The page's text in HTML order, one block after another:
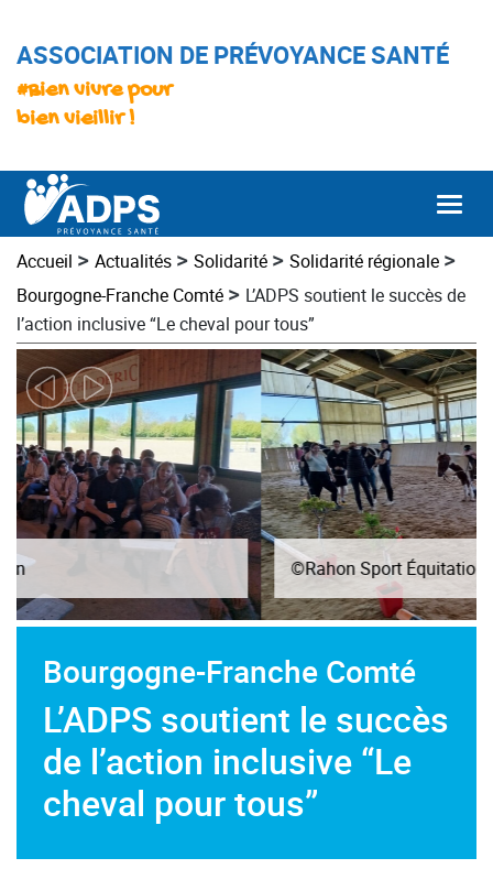
ASSOCIATION DE PRÉVOYANCE SANTÉ
#Bien vivre pour
bien vieillir !
Accueil > Actualités > Solidarité > Solidarité régionale >
Bourgogne-Franche Comté > L’ADPS soutient le succès de
l’action inclusive “Le cheval pour tous”
©Rahon Sport Équitation
Bourgogne-Franche Comté
L’ADPS soutient le succès
de l’action inclusive “Le
cheval pour tous”